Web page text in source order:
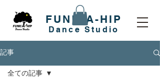
FUNK-A-HIP
​Dance Studio
記事
全ての記事